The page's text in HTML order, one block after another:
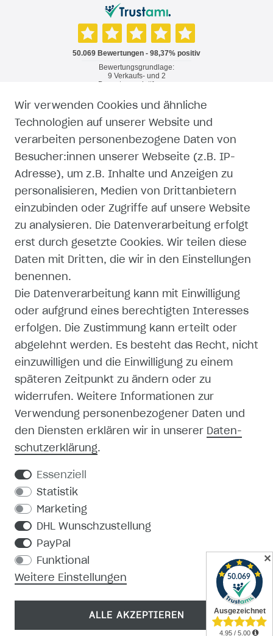
RECHTLICHES
WIDERRUFSRECHT
WIDERRUFSFORMULAR
IMPRESSUM
DATENSCHUTZERKLÄRUNG
AGB
ZAHLUNG UND VERSAND
SHOP
MEIN KONTO
REGISTRIEREN
KONTAKT
PRODUKTKATALOG
MEDIEN-DOWNLOAD
Wir verwenden Cookies und ähnliche
Technologien auf unserer Website und
verarbeiten personenbezogene Daten von
Besucher:innen unserer Webseite (z.B. IP-
Adresse), um z.B. Inhalte und Anzeigen zu
personalisieren, Medien von Drittanbietern
einzubinden oder Zugriffe auf unsere Website
zu analysieren. Die Datenverarbeitung erfolgt
erst durch gesetzte Cookies. Wir teilen diese
Daten mit Dritten, die wir in den Einstellungen
benennen.
Die Datenverarbeitung kann mit Einwilligung
oder aufgrund eines berechtigten Interesses
erfolgen. Die Zustimmung kann erteilt oder
abgelehnt werden. Es besteht das Recht, nicht
einzuwilligen und die Einwilligung zu einem
späteren Zeitpunkt zu ändern oder zu
widerrufen. Weitere Informationen zur
Verwendung personenbezogener Daten und
den Diensten erklären wir in unserer Daten­
schutz­erklärung.
Essenziell
Statistik
Marketing
DHL Wunschzustellung
PayPal
Funktional
Weitere Einstellungen
ALLE AKZEPTIEREN
✕